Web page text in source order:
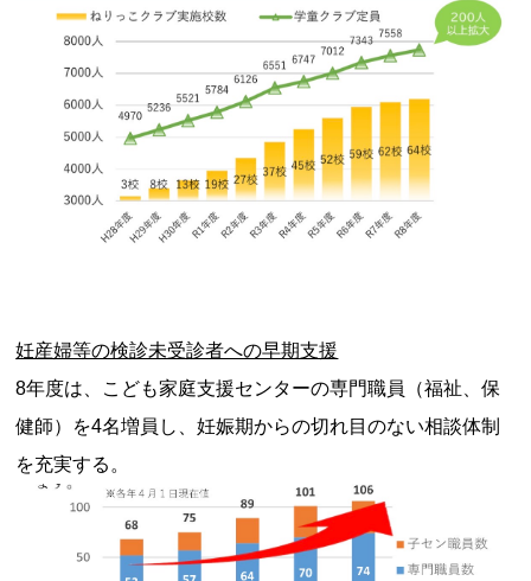
妊産婦等の検診未受診者への早期支援
8年度は、こども家庭支援センターの専門職員（福祉、保
健師）を4名増員し、妊娠期からの切れ目のない相談体制
を充実する。